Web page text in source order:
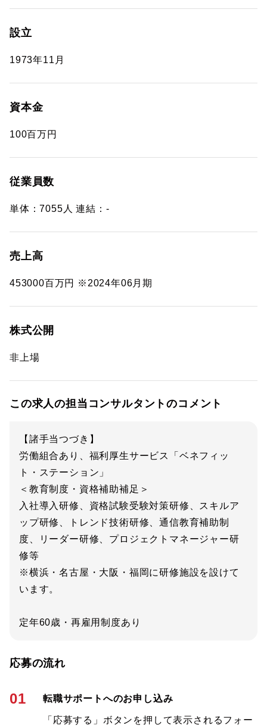
設立
1973年11月
資本金
100百万円
従業員数
単体：7055人 連結：-
売上高
453000百万円 ※2024年06月期
株式公開
非上場
この求人の担当コンサルタントのコメント
【諸手当つづき】
労働組合あり、福利厚生サービス「ベネフィッ
ト・ステーション」
＜教育制度・資格補助補足＞
入社導入研修、資格試験受験対策研修、スキルア
ップ研修、トレンド技術研修、通信教育補助制
度、リーダー研修、プロジェクトマネージャー研
修等
※横浜・名古屋・大阪・福岡に研修施設を設けて
います。
定年60歳・再雇用制度あり
応募の流れ
01 転職サポートへのお申し込み
「応募する」ボタンを押して表示されるフォー